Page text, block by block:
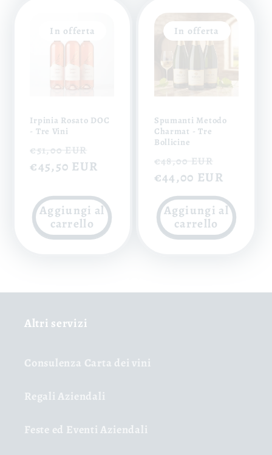
In offerta
Irpinia Rosato DOC
- Tre Vini
Prezzo
di
€51,00 EUR
scontato
€45,50 EUR
Aggiungi al
carrello
In offerta
Spumanti Metodo
Charmat - Tre
Bollicine
Prezzo
di
listino
€48,00 EUR
€44,00 EUR
Aggiungi al
carrello
Altri servizi
Consulenza Carta dei vini
Regali Aziendali
Feste ed Eventi Aziendali